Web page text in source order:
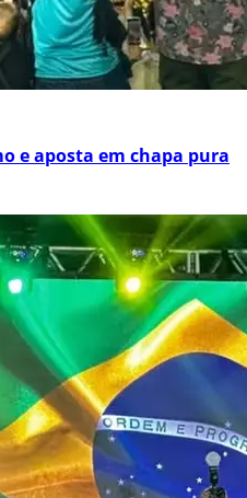
e aposta em chapa pura